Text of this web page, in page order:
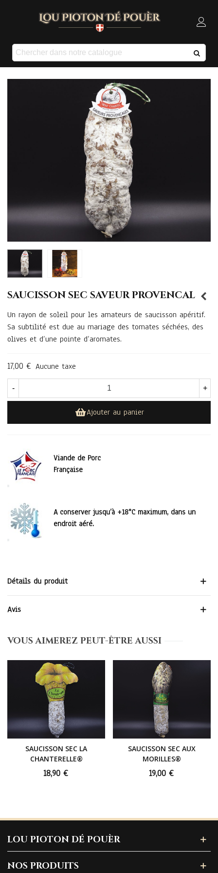
SAUCISSON SEC SAVEUR PROVENCAL
Un rayon de soleil pour les amateurs de saucisson apéritif.
Sa subtilité est due au mariage des tomates séchées, des
olives et d’une pointe d’aromates.
17,00 € Aucune taxe
- +
Ajouter au panier
Viande de Porc
Française
A conserver jusqu’à +18°C maximum, dans un
endroit aéré.
Détails du produit
Avis
VOUS AIMEREZ PEUT-ÊTRE AUSSI
SAUCISSON SEC LA
CHANTERELLE®
18,90 €
SAUCISSON SEC AUX
MORILLES®
19,00 €
LOU PIOTON DÉ POUÈR
NOS PRODUITS